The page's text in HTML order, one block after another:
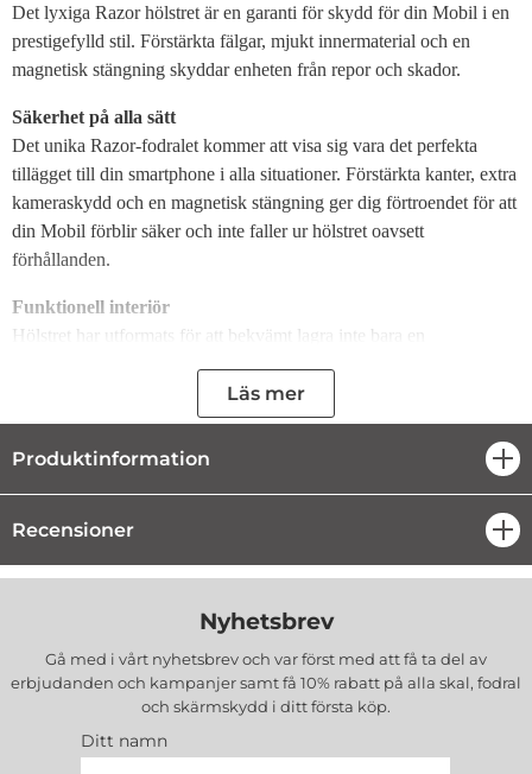
Det lyxiga Razor hölstret är en garanti för skydd för din Mobil i en
prestigefylld stil. Förstärkta fälgar, mjukt innermaterial och en
magnetisk stängning skyddar enheten från repor och skador.
Säkerhet på alla sätt
Det unika Razor-fodralet kommer att visa sig vara det perfekta
tillägget till din smartphone i alla situationer. Förstärkta kanter, extra
kameraskydd och en magnetisk stängning ger dig förtroendet för att
din Mobil förblir säker och inte faller ur hölstret oavsett
förhållanden.
Funktionell interiör
Hölstret har utformats för att bekvämt lagra inte bara en
kreditkort, ID-kort eller en liten papperslapp, t.ex. med en
inköpslista, så att du inte behöver ta med dig hela plånboken
överallt.
Exklusiv stil The
kolfiberkåpa i mörk färg hänvisar till designen av sportbilar, och ger
på så sätt enheten en elegant karaktär. Det inre materialet i hölstret
är tillräckligt mjukt för att ytterligare skydda displayen från skador,
medan bikakemotivet på gummidelen som stöder Mobilen
understryker hela fodralets estetik.
Material:Eco-läder (utsida), mikrofiber (innersida med ficka),
TPU (innersida som stöder Mobilen)
5903396308338
Läs mer
Produktinformation
Recensioner
Nyhetsbrev
Gå med i vårt nyhetsbrev och var först med att få ta del av
erbjudanden och kampanjer samt få 10% rabatt på alla skal, fodral
och skärmskydd i ditt första köp.
Ditt namn